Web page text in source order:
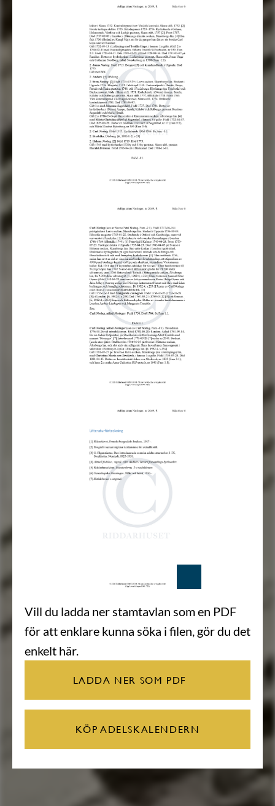
Vill du ladda ner stamtavlan som en PDF
för att enklare kunna söka i filen, gör du det
enkelt här.
LADDA NER SOM PDF
KÖP ADELSKALENDERN